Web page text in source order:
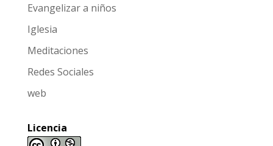
Evangelizar a niños
Iglesia
Meditaciones
Redes Sociales
web
Licencia